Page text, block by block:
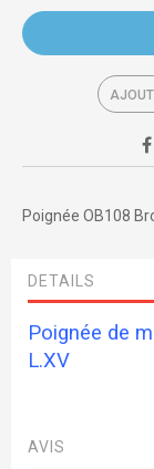
Poignée OB108
DETAILS
Poignée de
L.XV
AVIS